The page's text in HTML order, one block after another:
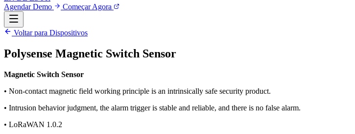
Agendar Demo
Começar Agora
Voltar para Dispositivos
Polysense Magnetic Switch Sensor
Magnetic Switch Sensor
• Non-contact magnetic field working principle is an intrinsically safe security product.
• Intrusion behavior judgment, the alarm trigger is stable and reliable, and there is no false alarm.
• LoRaWAN 1.0.2